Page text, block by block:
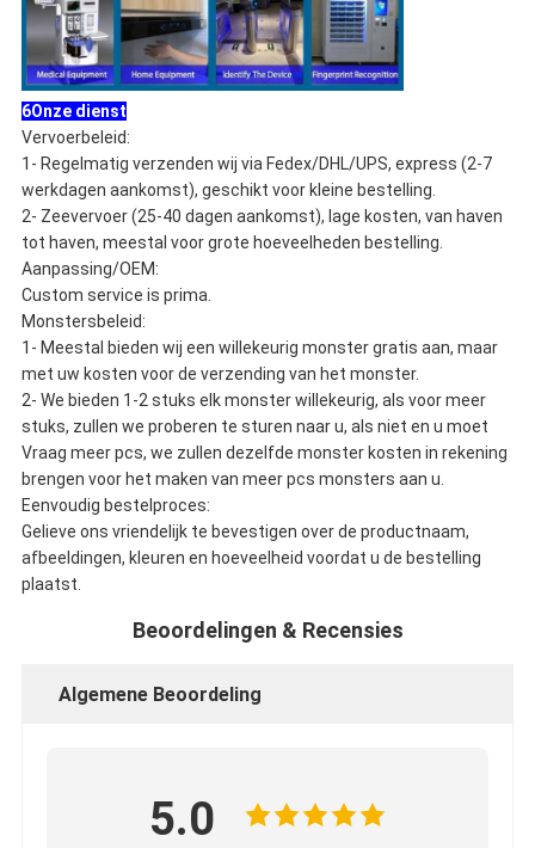
6Onze dienst
Vervoerbeleid:
1- Regelmatig verzenden wij via Fedex/DHL/UPS, express (2-7
werkdagen aankomst), geschikt voor kleine bestelling.
2- Zeevervoer (25-40 dagen aankomst), lage kosten, van haven
tot haven, meestal voor grote hoeveelheden bestelling.
Aanpassing/OEM:
Custom service is prima.
Monstersbeleid:
1- Meestal bieden wij een willekeurig monster gratis aan, maar
met uw kosten voor de verzending van het monster.
2- We bieden 1-2 stuks elk monster willekeurig, als voor meer
stuks, zullen we proberen te sturen naar u, als niet en u moet
Vraag meer pcs, we zullen dezelfde monster kosten in rekening
brengen voor het maken van meer pcs monsters aan u.
Eenvoudig bestelproces:
Gelieve ons vriendelijk te bevestigen over de productnaam,
afbeeldingen, kleuren en hoeveelheid voordat u de bestelling
plaatst.
Beoordelingen & Recensies
Algemene Beoordeling
5.0